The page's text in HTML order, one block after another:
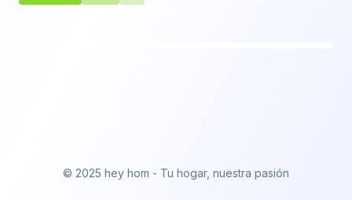
© 2025 hey hom - Tu hogar, nuestra pasión